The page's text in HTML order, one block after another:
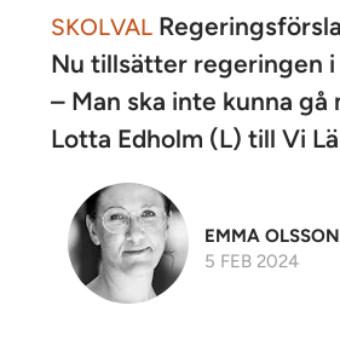
SKOLVAL
Nu tillsätter regeringen
– Man ska inte kunna
Lotta Edholm (L) till Vi
EMMA OLSSON
5 FEB 2024